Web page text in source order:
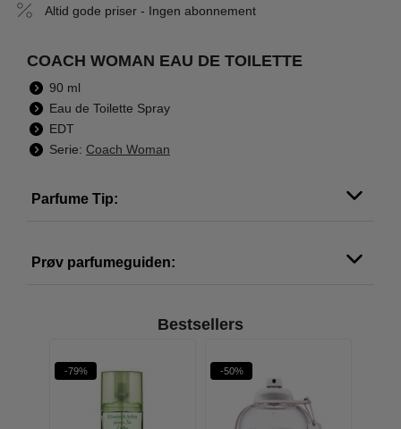
Altid gode priser - Ingen abonnement
COACH WOMAN EAU DE TOILETTE
90 ml
Eau de Toilette Spray
EDT
Serie: Coach Woman
Parfume Tip:
Prøv parfumeguiden:
Bestsellers
-79% -50%